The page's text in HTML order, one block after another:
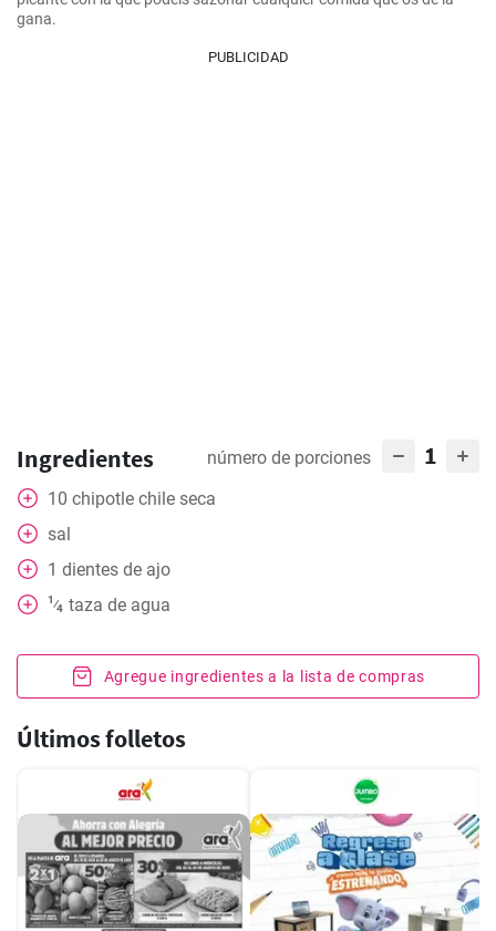
gana.
PUBLICIDAD
Ingredientes número de porciones 1
10 chipotle chile seca
sal
1 dientes de ajo
1⁄4 taza de agua
Agregue ingredientes a la lista de compras
Últimos folletos